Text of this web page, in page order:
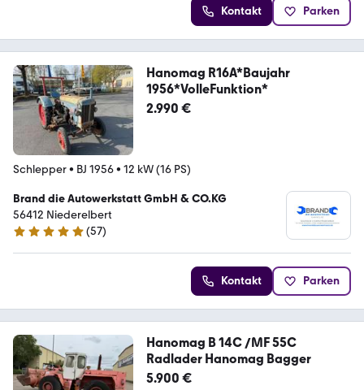
Kontakt Parken
Hanomag R16A*Baujahr
1956*VolleFunktion*
2.990 €
Schlepper• BJ 1956• 12 kW (16 PS)
Brand die Autowerkstatt GmbH & CO.KG
56412 Niederelbert
4.9 Sterne
(57)
Kontakt Parken
Hanomag B 14C /MF 55C
Radlader Hanomag Bagger
5.900 €